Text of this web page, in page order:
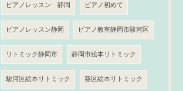
ピアノレッスン 静岡 ピアノ初めて
ピアノレッスン静岡 ピアノ教室静岡市駿河区
リトミック静岡市 静岡市絵本リトミック
駿河区絵本リトミック 葵区絵本リトミック